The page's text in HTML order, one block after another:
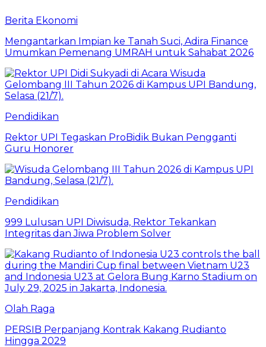
Berita Ekonomi
Mengantarkan Impian ke Tanah Suci, Adira Finance
Umumkan Pemenang UMRAH untuk Sahabat 2026
Pendidikan
Rektor UPI Tegaskan ProBidik Bukan Pengganti
Guru Honorer
Pendidikan
999 Lulusan UPI Diwisuda, Rektor Tekankan
Integritas dan Jiwa Problem Solver
Olah Raga
PERSIB Perpanjang Kontrak Kakang Rudianto
Hingga 2029